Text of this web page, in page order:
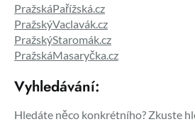
PražskáPařížská.cz
PražskýVaclavák.cz
PražskýStaromák.cz
PražskáMasaryčka.cz
Vyhledávání:
Hledáte něco konkrétního? Zkuste